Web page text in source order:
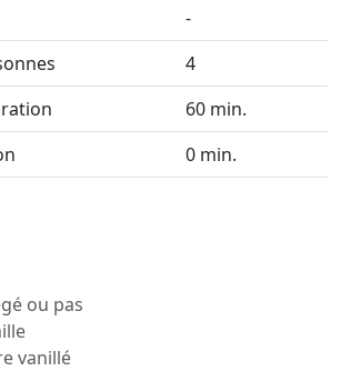
-
4
60 min.
0 min.
ou pas
vanillé